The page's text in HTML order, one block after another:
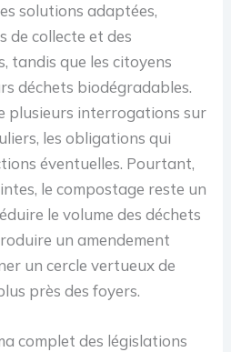
solutions adaptées,
de collecte et des
tandis que les citoyens
déchets biodégradables.
plusieurs interrogations sur
les obligations qui
éventuelles. Pourtant,
le compostage reste un
le volume des déchets
un amendement
un cercle vertueux de
près des foyers.
complet des législations